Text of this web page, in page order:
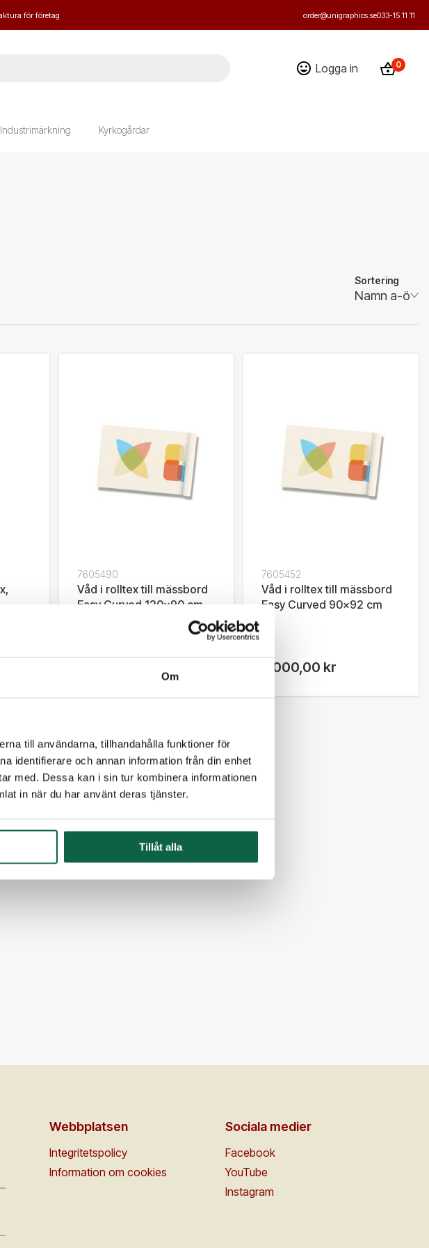
Om
till användarna, tillhandahålla funktioner för
identifierare och annan information från din enhet
med. Dessa kan i sin tur kombinera informationen
in när du har använt deras tjänster.
Tillåt alla
för företag order@unigraphics.se033-15 11 11
Logga in 0
Industrimärkning Kyrkogårdar
Sortering
Namn a-ö
7605490
Våd i rolltex till mässbord
Easy Curved 120x90 cm
7605452
Våd i rolltex till mässbord
Easy Curved 90x92 cm
2 000,00 kr
Webbplatsen
Integritetspolicy
Information om cookies
Sociala medier
Facebook
YouTube
Instagram